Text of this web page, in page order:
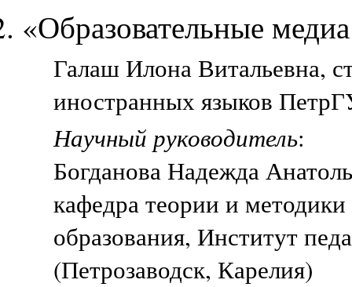
«Образовательные
Галаш Илона Витальевна,
иностранных языков
Научный руководитель:
Богданова Надежда
кафедра теории и
образования, Институт
(Петрозаводск, Карелия)